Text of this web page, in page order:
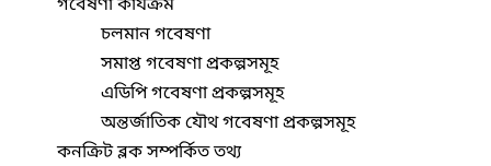
গবেষণা কার্যক্রম
চলমান গবেষণা
সমাপ্ত গবেষণা প্রকল্পসমূহ
এডিপি গবেষণা প্রকল্পসমূহ
অন্তর্জাতিক যৌথ গবেষণা প্রকল্পসমূহ
কনক্রিট ব্লক সম্পর্কিত তথ্য